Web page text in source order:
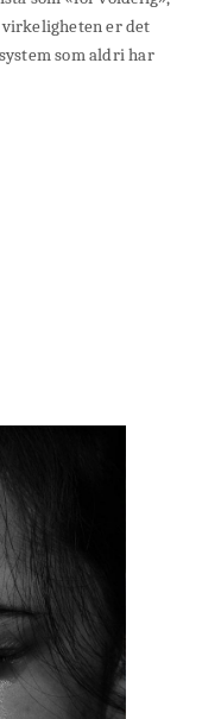
er det
som aldri har